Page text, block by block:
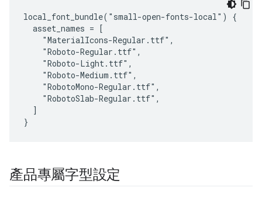
local_font_bundle("small-open-fonts-local") {
  asset_names = [
    "MaterialIcons-Regular.ttf",
    "Roboto-Regular.ttf",
    "Roboto-Light.ttf",
    "Roboto-Medium.ttf",
    "RobotoMono-Regular.ttf",
    "RobotoSlab-Regular.ttf",
  ]
產品專屬字型設定